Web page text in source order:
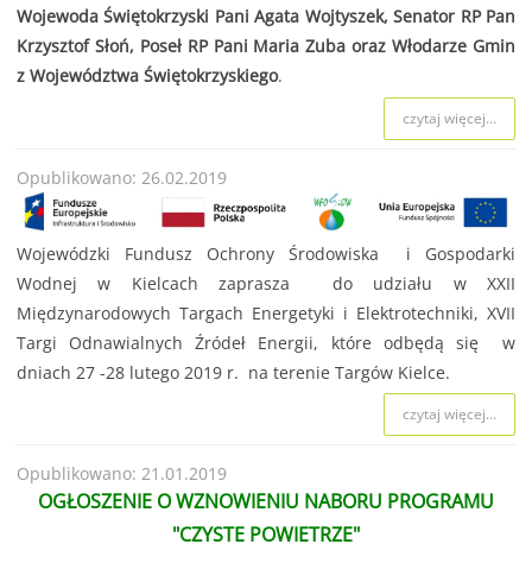
Wojewoda Świętokrzyski Pani Agata Wojtyszek, Senator RP Pan
Krzysztof Słoń, Poseł RP Pani Maria Zuba oraz Włodarze Gmin
z Województwa Świętokrzyskiego.
czytaj więcej...
Opublikowano: 26.02.2019
Wojewódzki Fundusz Ochrony Środowiska i Gospodarki
Wodnej w Kielcach zaprasza do udziału w XXII
Międzynarodowych Targach Energetyki i Elektrotechniki, XVII
Targi Odnawialnych Źródeł Energii, które odbędą się w
dniach 27 -28 lutego 2019 r. na terenie Targów Kielce.
czytaj więcej...
Opublikowano: 21.01.2019
OGŁOSZENIE O WZNOWIENIU NABORU PROGRAMU
"CZYSTE POWIETRZE"